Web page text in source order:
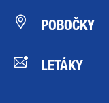
POBOČKY
LETÁKY